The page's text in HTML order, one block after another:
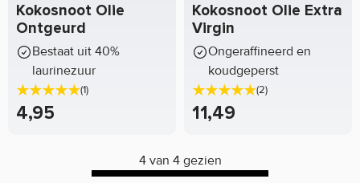
Kokosnoot Olie
Ontgeurd
Bestaat uit 40%
laurinezuur
(1)
4,95
Kokosnoot Olie Extra
Virgin
Ongeraffineerd en
koudgeperst
(2)
11,49
4 van 4 gezien